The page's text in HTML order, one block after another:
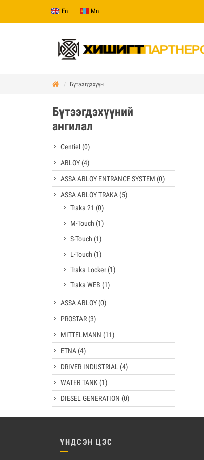
Mn
En
Бүтээгдэхүүн
Бүтээгдэхүүний
ангилал
Centiel (0)
ABLOY (4)
ASSA ABLOY ENTRANCE SYSTEM (0)
ASSA ABLOY TRAKA (5)
Traka 21 (0)
M-Touch (1)
S-Touch (1)
L-Touch (1)
Traka Locker (1)
Traka WEB (1)
ASSA ABLOY (0)
PROSTAR (3)
MITTELMANN (11)
ETNA (4)
DRIVER INDUSTRIAL (4)
WATER TANK (1)
DIESEL GENERATION (0)
ҮНДСЭН ЦЭС